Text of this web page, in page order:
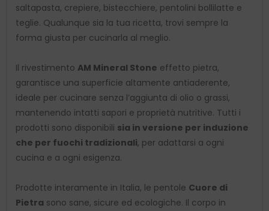
saltapasta, crepiere, bistecchiere, pentolini bollilatte e
teglie. Qualunque sia la tua ricetta, trovi sempre la
forma giusta per cucinarla al meglio.
Il rivestimento AM Mineral Stone effetto pietra,
garantisce una superficie altamente antiaderente,
ideale per cucinare senza l’aggiunta di olio o grassi,
mantenendo intatti sapori e proprietà nutritive. Tutti i
prodotti sono disponibili sia in versione per induzione
che per fuochi tradizionali, per adattarsi a ogni
cucina e a ogni esigenza.
Prodotte interamente in Italia, le pentole Cuore di
Pietra sono sane, sicure ed ecologiche. Il corpo in